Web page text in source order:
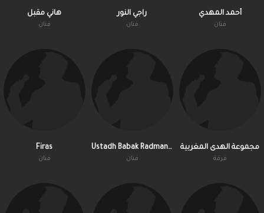
Firas
فنان
Ustadh Babak Radmanesh
فنان
مجموعة الهدى المغربية
فرقة
هاني مقبل
فنان
راجي النور
فنان
أحمد المهدي
فنان